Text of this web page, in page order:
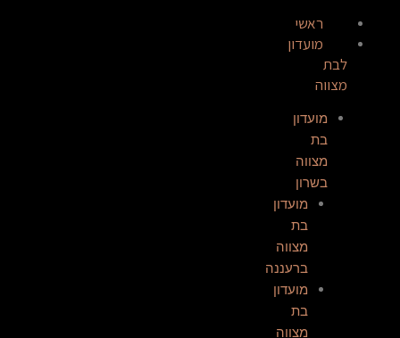
ראשי
מועדון
לבת
מצווה
מועדון
בת
מצווה
בשרון​
מועדון
בת
מצווה
ברעננה​
מועדון
בת
מצווה
תפריט